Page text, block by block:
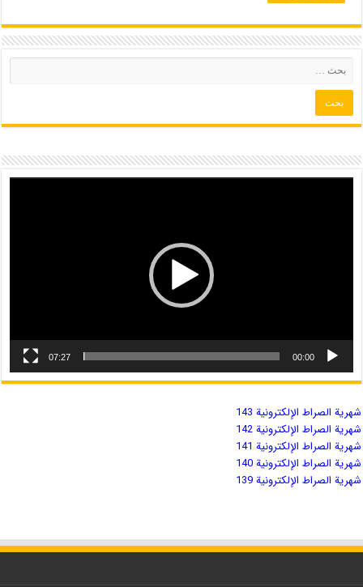
00:00
07:27
شهریة الصراط الإلكترونية 143
شهریة الصراط الإلكترونية 142
شهریة الصراط الإلكترونية 141
شهریة الصراط الإلكترونية 140
شهریة الصراط الإلكترونية 139